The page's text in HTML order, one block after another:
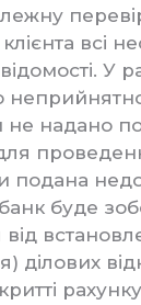
всі
У
не надано
подана
буде
від
ділових
рахунку